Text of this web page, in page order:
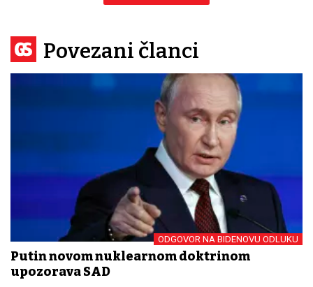
Povezani članci
ODGOVOR NA BIDENOVU ODLUKU
Putin novom nuklearnom doktrinom
upozorava SAD